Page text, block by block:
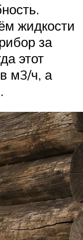
жидкости
за
этот
м3/ч, а